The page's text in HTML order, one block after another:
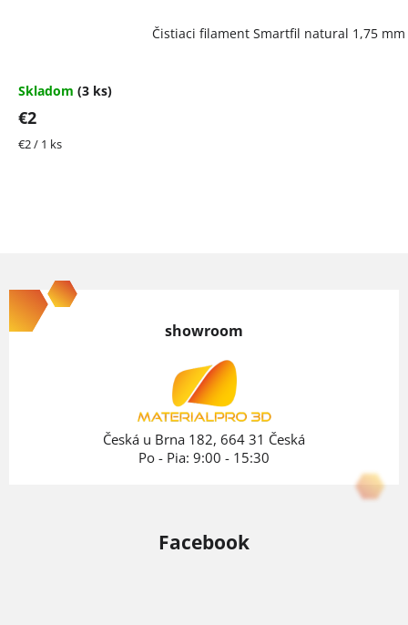
Čistiaci filament Smartfil natural 1,75
Skladom (3 ks)
€2
Jednotková
€2 / 1 ks
á
p
showroom
Česká u Brna 182, 664 31 Česká
Po - Pia: 9:00 - 15:30
Facebook